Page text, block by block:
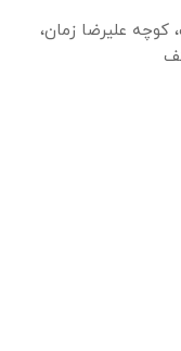
کوچه علیرضا زمان،